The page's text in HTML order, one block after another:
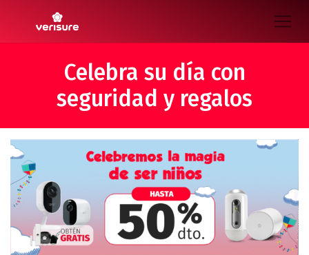
Celebra su día con
seguridad y regalos